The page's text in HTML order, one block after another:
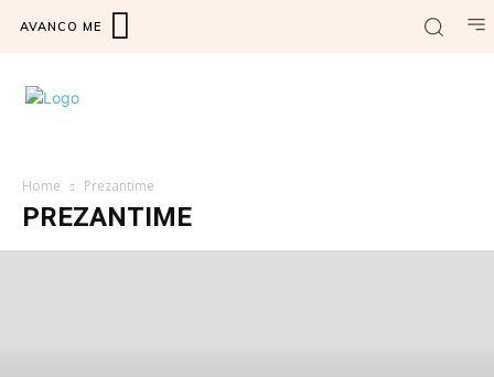
AVANCO ME
Home Prezantime
PREZANTIME